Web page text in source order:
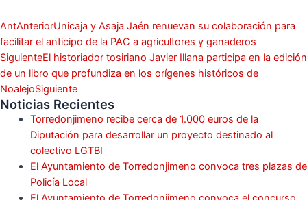
AntAnteriorUnicaja y Asaja Jaén renuevan su colaboración para
facilitar el anticipo de la PAC a agricultores y ganaderos
SiguienteEl historiador tosiriano Javier Illana participa en la edición
de un libro que profundiza en los orígenes históricos de
NoalejoSiguiente
Noticias Recientes
Torredonjimeno recibe cerca de 1.000 euros de la
Diputación para desarrollar un proyecto destinado al
colectivo LGTBI
El Ayuntamiento de Torredonjimeno convoca tres plazas de
Policía Local